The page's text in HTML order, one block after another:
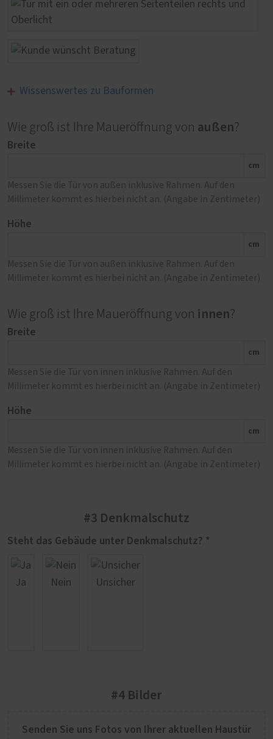
Wissenswertes zu Bauformen
Wie groß ist Ihre Maueröffnung von außen?
Breite
cm
Messen Sie die Tür von außen inklusive Rahmen. Auf den
Millimeter kommt es hierbei nicht an. (Angabe in Zentimeter)
Höhe
cm
Messen Sie die Tür von außen inklusive Rahmen. Auf den
Millimeter kommt es hierbei nicht an. (Angabe in Zentimeter)
Wie groß ist Ihre Maueröffnung von innen?
Breite
cm
Messen Sie die Tür von innen inklusive Rahmen. Auf den
Millimeter kommt es hierbei nicht an. (Angabe in Zentimeter)
Höhe
cm
Messen Sie die Tür von innen inklusive Rahmen. Auf den
Millimeter kommt es hierbei nicht an. (Angabe in Zentimeter)
#3 Denkmalschutz
Steht das Gebäude unter Denkmalschutz? *
Ja Nein Unsicher
#4 Bilder
Senden Sie uns Fotos von Ihrer aktuellen Haustür